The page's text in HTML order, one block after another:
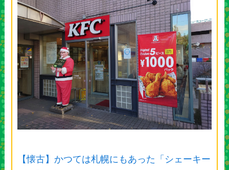
【懐古】かつては札幌にもあった「シェーキー